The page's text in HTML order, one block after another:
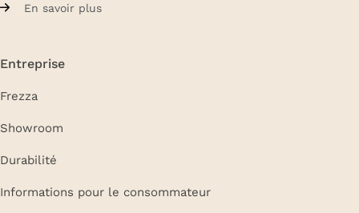
En savoir plus
Entreprise
Frezza
Showroom
Durabilité
Informations pour le consommateur